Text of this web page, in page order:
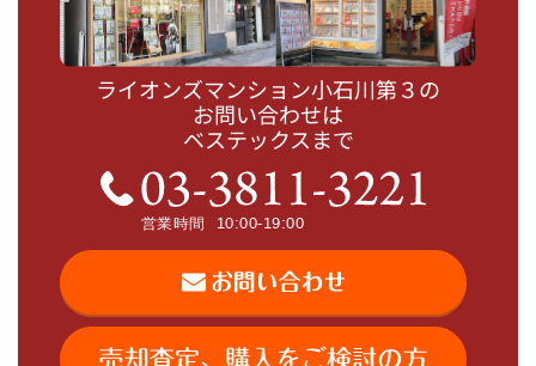
ライオンズマンション小石川第３の
お問い合わせは
ベステックスまで